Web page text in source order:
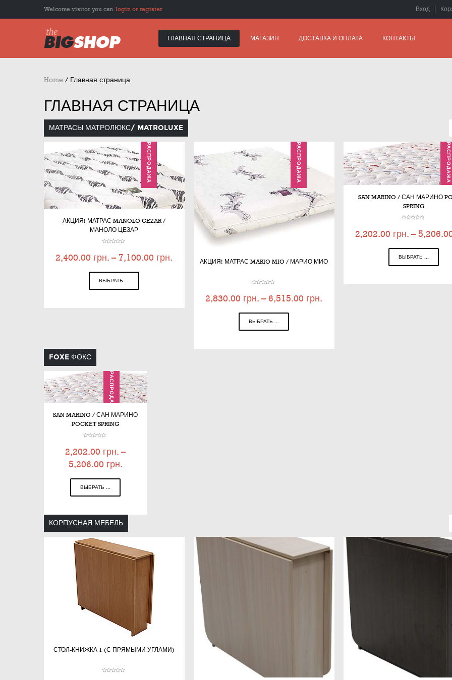
Welcome visitor you can login or register Вход
ГЛАВНАЯ СТРАНИЦА МАГАЗИН ДОСТАВКА И ОПЛАТА КОНТАКТЫ
Home / Главная страница
ГЛАВНАЯ СТРАНИЦА
МАТРАСЫ МАТРОЛЮКС/ MATROLUXE
РАСПРОДАЖА
АКЦИЯ! МАТРАС MANOLO CEZAR /
МАНОЛО ЦЕЗАР
2,400.00 грн. – 7,100.00 грн.
ВЫБРАТЬ ...
РАСПРОДАЖА
АКЦИЯ! МАТРАС MARIO MIO / МАРИО МИО
2,830.00 грн. – 6,515.00 грн.
ВЫБРАТЬ ...
РАСПРОДАЖА
SAN MARINO / САН МАРИНО
SPRING
2,202.00 грн. –
ВЫБРАТЬ ...
FOXE ФОКС
РАСПРОДАЖА
SAN MARINO / САН МАРИНО
POCKET SPRING
2,202.00 грн. –
5,206.00 грн.
ВЫБРАТЬ ...
КОРПУСНАЯ МЕБЕЛЬ
СТОЛ-КНИЖКА 1 (С ПРЯМЫМИ УГЛАМИ)